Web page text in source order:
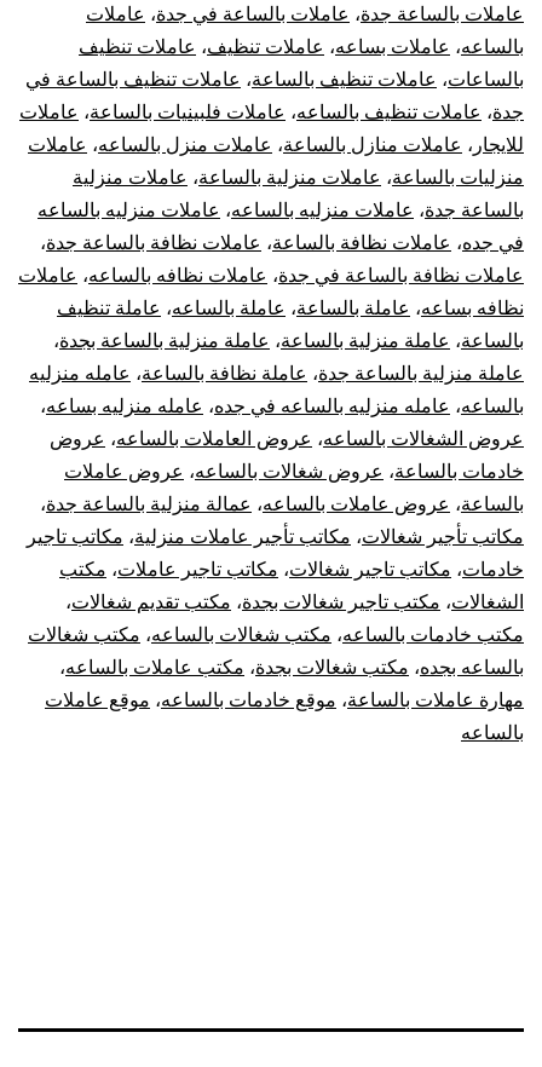
عاملات بالساعة جدة، عاملات بالساعة في جدة، عاملات
بالساعه، عاملات بساعه، عاملات تنظيف، عاملات تنظيف
بالساعات، عاملات تنظيف بالساعة، عاملات تنظيف بالساعة في
جدة، عاملات تنظيف بالساعه، عاملات فلبينيات بالساعة، عاملات
للايجار ، عاملات منازل بالساعة، عاملات منزل بالساعه، عاملات
منزليات بالساعة، عاملات منزلية بالساعة، عاملات منزلية
بالساعة جدة، عاملات منزليه بالساعه، عاملات منزليه بالساعه
في جده، عاملات نظافة بالساعة، عاملات نظافة بالساعة جدة،
عاملات نظافة بالساعة في جدة، عاملات نظافه بالساعه، عاملات
نظافه بساعه، عاملة بالساعة، عاملة بالساعه، عاملة تنظيف
بالساعة، عاملة منزلية بالساعة، عاملة منزلية بالساعة بجدة،
عاملة منزلية بالساعة جدة، عاملة نظافة بالساعة، عامله منزليه
بالساعه، عامله منزليه بالساعه في جده، عامله منزليه بساعه،
عروض الشغالات بالساعه، عروض العاملات بالساعه، عروض
خادمات بالساعة، عروض شغالات بالساعه، عروض عاملات
بالساعة، عروض عاملات بالساعه، عمالة منزلية بالساعة جدة،
مكاتب تأجير شغالات، مكاتب تأجير عاملات منزلية، مكاتب تاجير
خادمات، مكاتب تاجير شغالات، مكاتب تاجير عاملات، مكتب
الشغالات، مكتب تاجير شغالات بجدة، مكتب تقديم شغالات،
مكتب خادمات بالساعه، مكتب شغالات بالساعه، مكتب شغالات
بالساعه بجده، مكتب شغالات بجدة، مكتب عاملات بالساعه،
مهارة عاملات بالساعة، موقع خادمات بالساعه، موقع عاملات
بالساعه